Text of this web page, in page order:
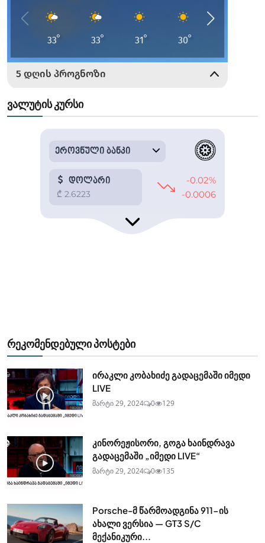
ვალუტის კურსი
რეკომენდებული პოსტები
ირაკლი კობახიძე გადაცემაში იმედი
LIVE
მარტი 29, 2024 0 129
კინორეჟისორი, გოგა ხაინდრავა
გადაცემაში „იმედი LIVE“
მარტი 29, 2024 0 135
Porsche-მ წარმოადგინა 911-ის
ახალი ვერსია — GT3 S/C
მექანიკური...